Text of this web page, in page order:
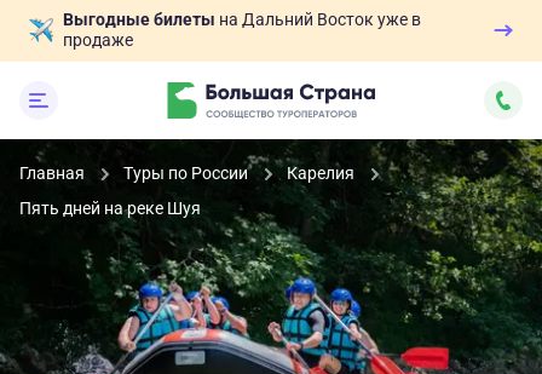
Выгодные билеты на Дальний Восток уже в
продаже
Главная Туры по России
Карелия
Пять дней на реке Шуя